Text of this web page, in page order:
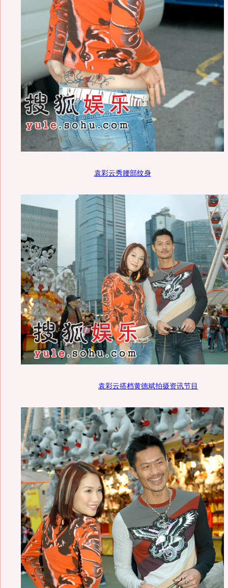
袁彩云秀腰部纹身
袁彩云搭档黄德斌拍摄资讯节目